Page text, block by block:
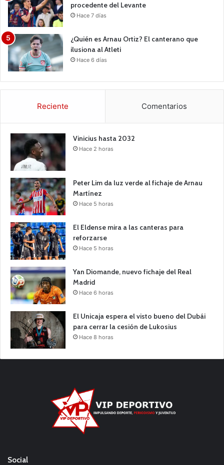
procedente del Levante
Hace 7 días
¿Quién es Arnau Ortiz? El canterano que
ilusiona al Atleti
Hace 6 días
Reciente Comentarios
Vinicius hasta 2032
Hace 2 horas
Peter Lim da luz verde al fichaje de Arnau
Martínez
Hace 5 horas
El Eldense mira a las canteras para
reforzarse
Hace 5 horas
Yan Diomande, nuevo fichaje del Real
Madrid
Hace 6 horas
El Unicaja espera el visto bueno del Dubái
para cerrar la cesión de Lukosius
Hace 8 horas
Social